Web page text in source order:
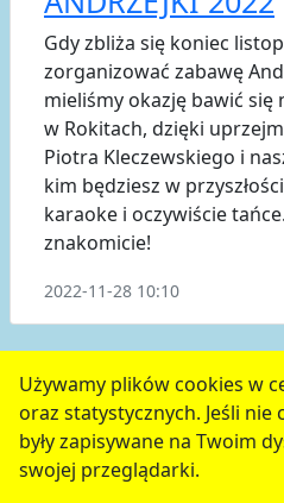
Używamy plików cookies w
oraz statystycznych. Jeśli nie
były zapisywane na Twoim
swojej przeglądarki.
Gdy zbliża się koniec
zorganizować zabawę
mieliśmy okazję bawić się
w Rokitach, dzięki
Piotra Kleczewskiego i
kim będziesz w
karaoke i oczywiście
znakomicie!
2022-11-28 10:10
poprzednie 3 4 5
serwis jest częścią portalu
przygotowanego przez
współudziale Urzędu